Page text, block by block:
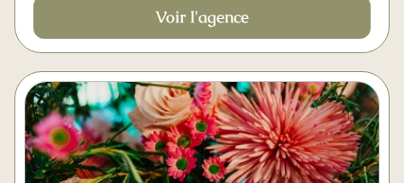
Voir l'agence